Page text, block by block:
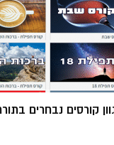
קורסים נבחרים